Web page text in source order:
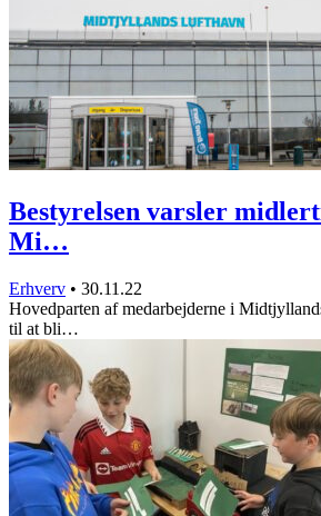
Bestyrelsen varsler
Mi…
Erhverv • 30.11.22
Hovedparten af medarbejderne i
til at bli…